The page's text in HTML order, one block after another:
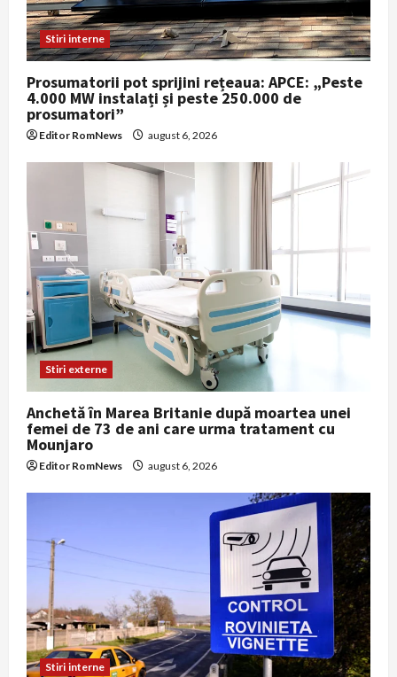
Stiri interne
Prosumatorii pot sprijini rețeaua: APCE: „Peste
4.000 MW instalați și peste 250.000 de
prosumatori”
Editor RomNews august 6, 2026
Stiri externe
Anchetă în Marea Britanie după moartea unei
femei de 73 de ani care urma tratament cu
Mounjaro
Editor RomNews august 6, 2026
Stiri interne